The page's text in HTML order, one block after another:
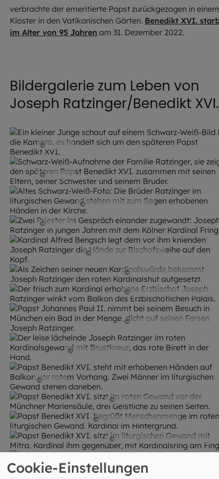
verbrachte der emeritierte Papst zurückgezogen in einem
Kloster in den Vatikanischen Gärten. Benedikt XVI.
im Alter von 95 Jahren am 31. Dezember 2022.
Bildergalerie zum Leben von
Joseph Ratzinger/Benedikt XVI.
© privat
© privat
© Gustl Tögel / EOM
© privat
© Albert Hermann Reif
© Erzbischöfliches Archiv
© Erzbischöfliches Archiv
© Erzbischöfliches Archiv
© Studio Roucka
© KNA
© Katharina Ebel / EOM / KNA
© Thomas Klinger / EOM
© Katharina Ebel / EOM / KNA
Cookie-Einstellungen